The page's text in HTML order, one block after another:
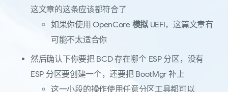
这文章的这条应该都符合了
如果你使用 OpenCore 模拟UEFI，这篇文章有
可能不太适合你
然后确认下你要把 BCD 存在哪个 ESP 分区，没有
ESP 分区要创建一个，还要把 BootMgr 补上
这一小段的操作使用任意分区工具都可以